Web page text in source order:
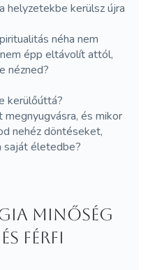
helyzetekbe kerülsz újra
néha nem
épp eltávolít attól,
nézned?
kerülőúttá?
és mikor
nehéz döntéseket,
saját életedbe?
minőség
férfi